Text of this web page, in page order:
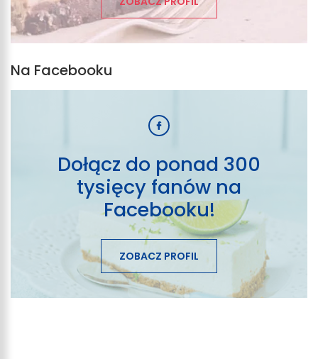
Na Facebooku
Dołącz do ponad 300
tysięcy fanów na
Facebooku!
ZOBACZ PROFIL